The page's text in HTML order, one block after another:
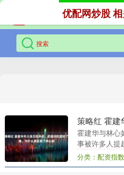
优配网炒股
霍建华与林心
事被许多人提
情，开始于他
百》时的相识
分类：配资指